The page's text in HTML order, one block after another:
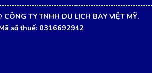
CÔNG TY TNHH DU LỊCH BAY VIỆT MỸ.
Mã số thuế: 0316692942